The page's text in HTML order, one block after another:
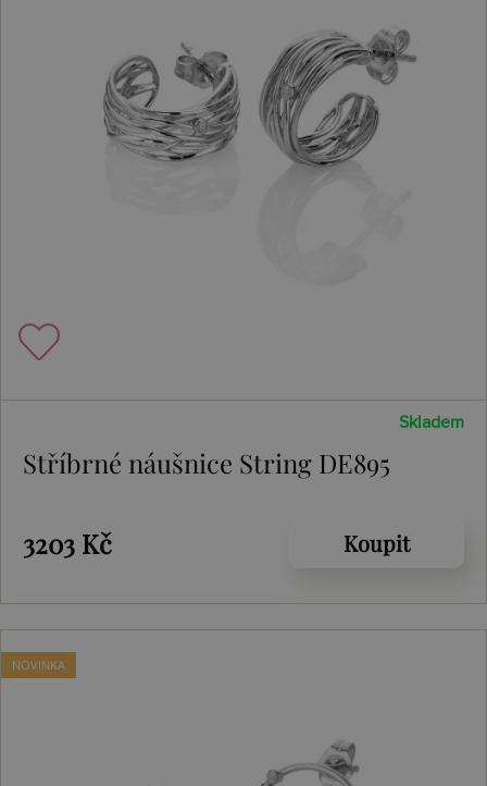
Skladem
Stříbrné náušnice String DE895
3203 Kč Koupit
NOVINKA